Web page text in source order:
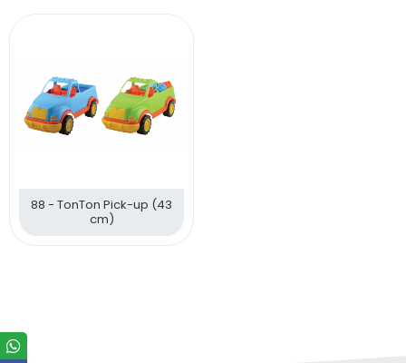
88 - TonTon Pick-up (43
cm)